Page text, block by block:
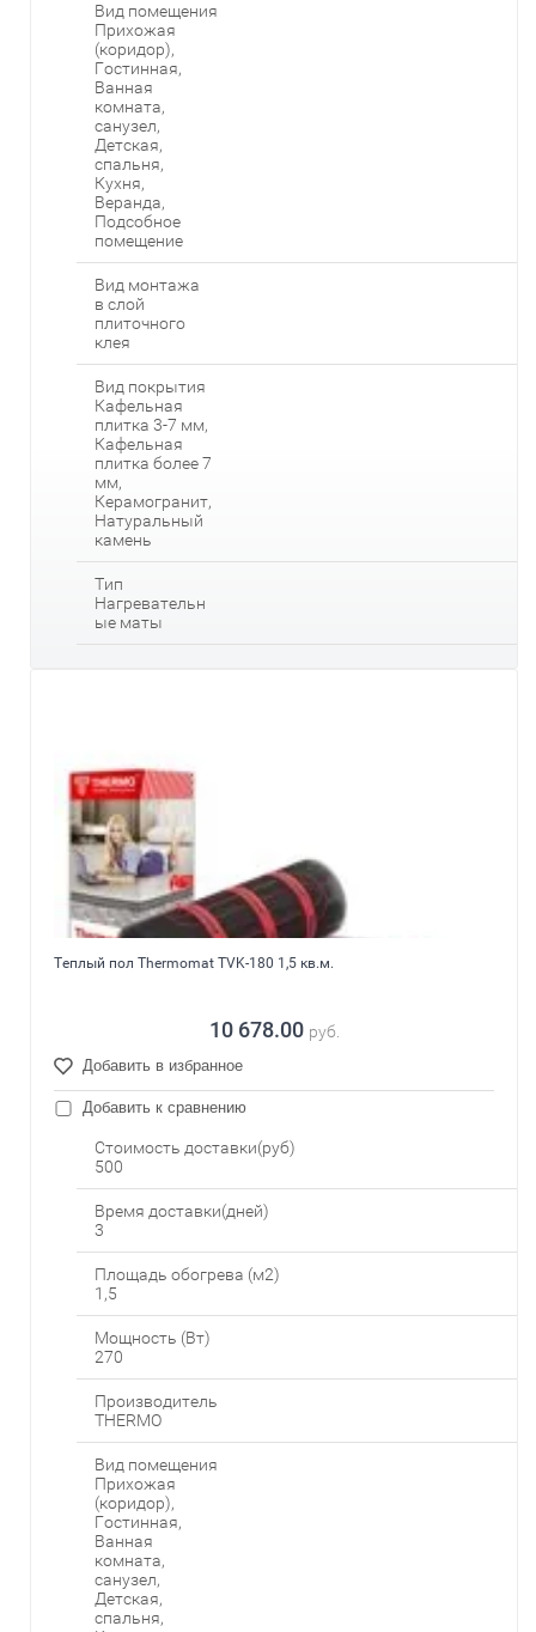
Вид помещения
Прихожая
(коридор),
Гостинная,
Ванная
комната,
санузел,
Детская,
спальня,
Кухня,
Веранда,
Подсобное
помещение
Вид монтажа
в слой
плиточного
клея
Вид покрытия
Кафельная
плитка 3-7 мм,
Кафельная
плитка более 7
мм,
Керамогранит,
Натуральный
камень
Тип
Нагревательн
ые маты
Теплый пол Thermomat TVK-180 1,5 кв.м.
10 678.00 руб.
Добавить в избранное
Добавить к сравнению
Стоимость доставки(руб)
500
Время доставки(дней)
3
Площадь обогрева (м2)
1,5
Мощность (Вт)
270
Производитель
THERMO
Вид помещения
Прихожая
(коридор),
Гостинная,
Ванная
комната,
санузел,
Детская,
спальня,